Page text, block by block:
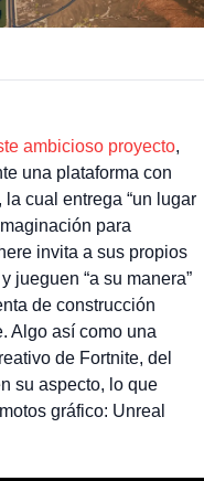
ambicioso proyecto,
una plataforma con
cual entrega “un lugar
para
invita a sus propios
jueguen “a su manera”
de construcción
Algo así como una
de Fortnite, del
su aspecto, lo que
gráfico: Unreal